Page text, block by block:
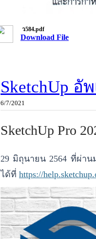
ว584.pdf
Download File
SketchUp อั
6/7/2021
SketchUp Pro
29 มิถุนายน 2564 ที่ผ่าน
ได้ที่ ​​ https://